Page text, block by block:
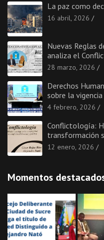
La paz como
16 abril, 2026
Nuevas Reglas
analiza el
28 marzo, 2026
Derechos
sobre la
4 febrero, 2026
Conflictología:
transformación
12 enero, 2026
Momentos